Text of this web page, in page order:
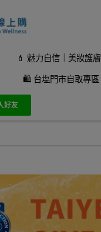
💄 魅力自信｜美妝護膚
🛍️ 台塩門市自取專區